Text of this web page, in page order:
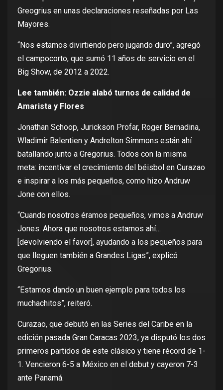
Greogrius en unas declaraciones reseñadas por Las
Mayores.
“Nos estamos divirtiendo pero jugando duro”, agregó
el campocorto, que sumó 11 años de servicio en el
Big Show, de 2012 a 2022.
Lee también: Ozzie alabó turnos de calidad de
Amarista y Flores
Jonathan Schoop, Jurickson Profar, Roger Bernadina,
Wladimir Balentien y Andrelton Simmons están ahí
batallando junto a Gregorius. Todos con la misma
meta: incentivar el crecimiento del béisbol en Curazao
e inspirar a los más pequeños, como hizo Andruw
Jone con ellos.
“Cuando nosotros éramos pequeños, vimos a Andruw
Jones. Ahora que nosotros estamos ahí…
[devolviendo el favor], ayudando a los pequeños para
que lleguen también a Grandes Ligas”, explicó
Gregorius.
“Estamos dando un buen ejemplo para todos los
muchachitos”, reiteró.
Curazao, que debutó en las Series del Caribe en la
edición pasada Gran Caracas 2023, ya disputó los dos
primeros partidos de este clásico y tiene récord de 1-
1. Vencieron 6-5 a México en el debut y cayeron 7-3
ante Panamá.